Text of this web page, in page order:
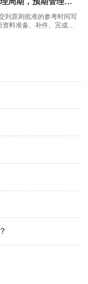
的成员包括合法配偶、
及满足规则的父母或祖父
成相应审查。
到原则批准的参考时间写
料准备、补件、完成投
送都不包含在一个固定